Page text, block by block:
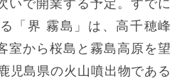
いで開業する予定。すでに
「界 霧島」は、高千穂峰
室から桜島と霧島高原を望
児島県の火山噴出物である